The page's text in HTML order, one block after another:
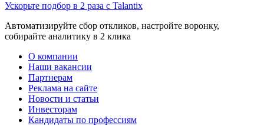
Ускорьте подбор в 2 раза с Talantix
Автоматизируйте сбор откликов, настройте воронку,
собирайте аналитику в 2 клика
О компании
Наши вакансии
Партнерам
Реклама на сайте
Новости и статьи
Инвесторам
Кандидаты по профессиям